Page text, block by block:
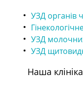
УЗД органів
УЗД
УЗД
Наша